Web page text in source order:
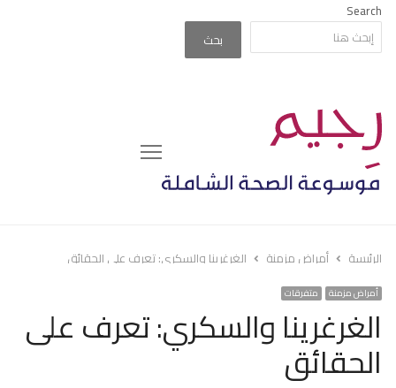
Search
بحث
Menu
الرئيسة أمراض مزمنة الغرغرينا والسكري: تعرف على الحقائق
أمراض مزمنة متفرقات
الغرغرينا والسكري: تعرف على
الحقائق